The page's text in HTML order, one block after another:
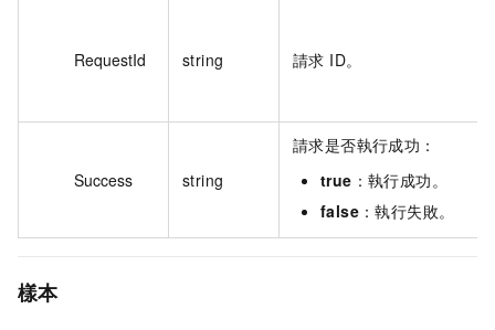
RequestId string 請求 ID。
Success string
請求是否執行成功：
true ：執行成功。
false ：執行失敗。
樣本